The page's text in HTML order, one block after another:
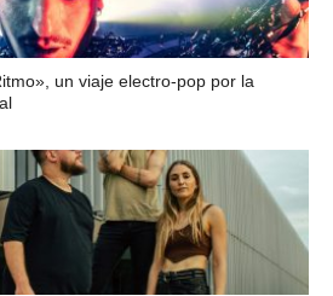
un viaje electro-pop por la